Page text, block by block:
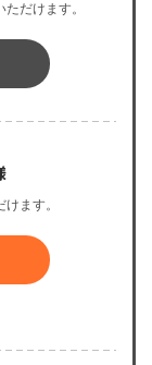
だけます。
ます。